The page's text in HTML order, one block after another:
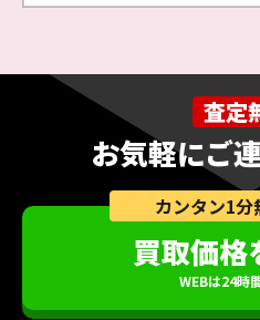
査定
お気軽にご
カンタン1分
買取価格
WEBは24時